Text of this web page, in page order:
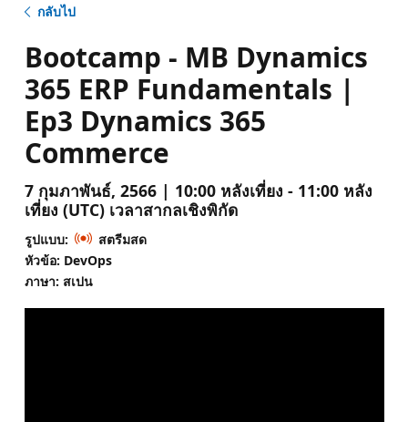
กลับไป
Bootcamp - MB Dynamics
365 ERP Fundamentals |
Ep3 Dynamics 365
Commerce
7 กุมภาพันธ์, 2566 | 10:00 หลังเที่ยง - 11:00 หลัง
เที่ยง (UTC) เวลาสากลเชิงพิกัด
รูปแบบ:
สตรีมสด
หัวข้อ: DevOps
ภาษา: สเปน